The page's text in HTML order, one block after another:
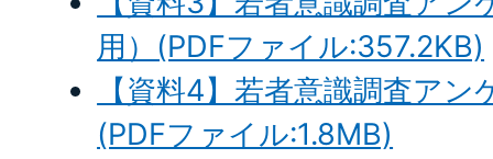
用）(PDFファイル:357.2KB)
【資料4】若者意識調査ア
(PDFファイル:1.8MB)